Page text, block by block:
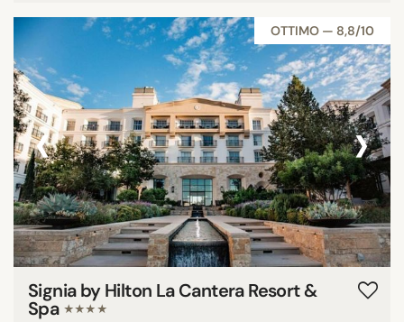
OTTIMO — 8,8/10
‹ ›
Signia by Hilton La Cantera Resort &
Spa ★★★★